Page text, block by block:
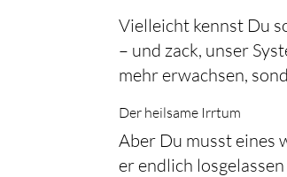
Vielleicht kennst Du
– und zack, unser
mehr erwachsen,
Der heilsame Irrtum
Aber Du musst eines
er endlich